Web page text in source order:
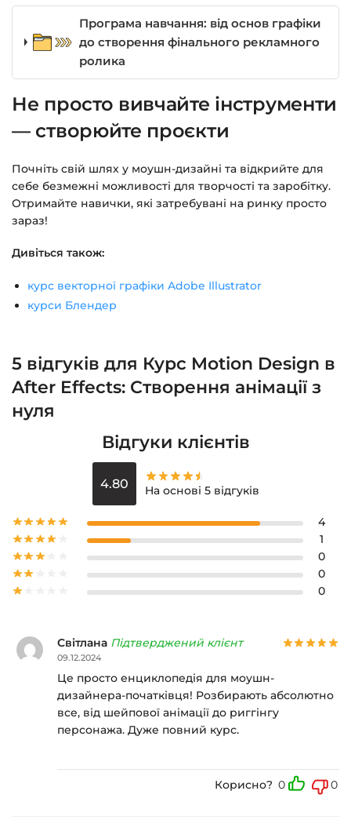
Програма навчання: від основ графіки
до створення фінального рекламного
ролика
Не просто вивчайте інструменти
— створюйте проєкти
Почніть свій шлях у моушн-дизайні та відкрийте для
себе безмежні можливості для творчості та заробітку.
Отримайте навички, які затребувані на ринку просто
зараз!
Дивіться також:
курс векторної графіки Adobe Illustrator
курси Блендер
5 відгуків для Курс Motion Design в
After Effects: Створення анімації з
нуля
Відгуки клієнтів
4.80 На основі 5 відгуків
4
1
0
0
0
Світлана Підтверджений клієнт
09.12.2024
Це просто енциклопедія для моушн-
дизайнера-початківця! Розбирають абсолютно
все, від шейпової анімації до риггінгу
персонажа. Дуже повний курс.
Корисно? 0 0